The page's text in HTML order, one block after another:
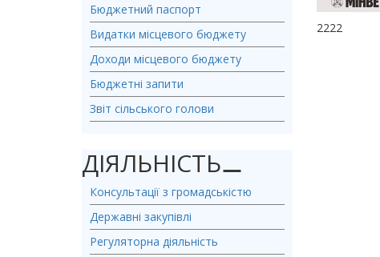
Бюджетний паспорт
Видатки місцевого бюджету
Доходи місцевого бюджету
Бюджетні запити
Звіт сільського голови
ДІЯЛЬНІСТЬ⚊
Консультації з громадськістю
Державні закупівлі
Регуляторна діяльність
2222